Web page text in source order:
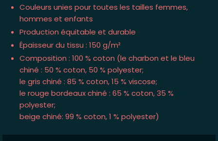
Couleurs unies pour toutes les tailles femmes,
hommes et enfants
Production équitable et durable
Épaisseur du tissu : 150 g/m²
Composition : 100 % coton (le charbon et le bleu
chiné : 50 % coton, 50 % polyester;
le gris chiné : 85 % coton, 15 % viscose;
le rouge bordeaux chiné : 65 % coton, 35 %
polyester;
beige chiné: 99 % coton, 1 % polyester)